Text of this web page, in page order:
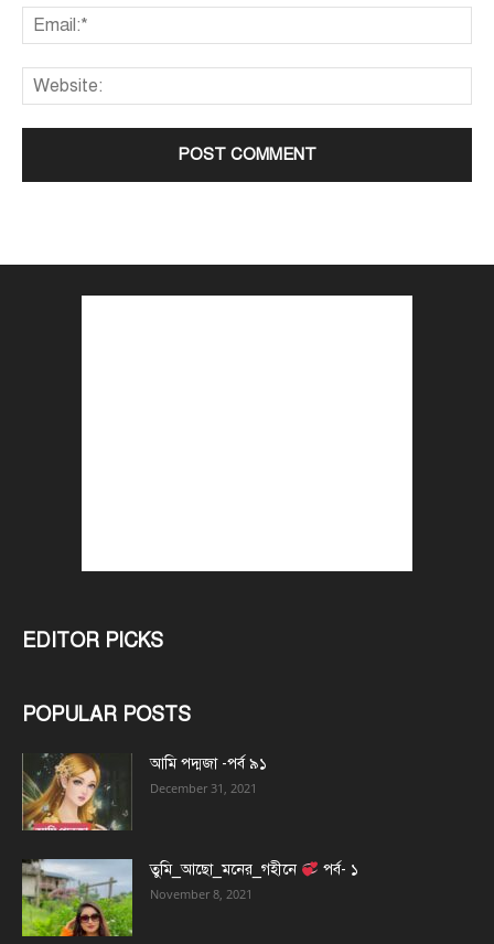
EDITOR PICKS
POPULAR POSTS
আমি পদ্মজা -পর্ব ৯১
December 31, 2021
তুমি_আছো_মনের_গহীনে পর্ব- ১
November 8, 2021